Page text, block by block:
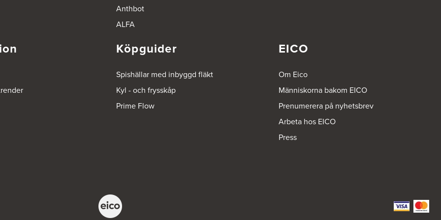
Anthbot
ALFA
Köpguider
Spishällar med inbyggd fläkt
Kyl - och frysskåp
Prime Flow
EICO
Om Eico
Människorna bakom EICO
Prenumerera på nyhetsbrev
Arbeta hos EICO
Press